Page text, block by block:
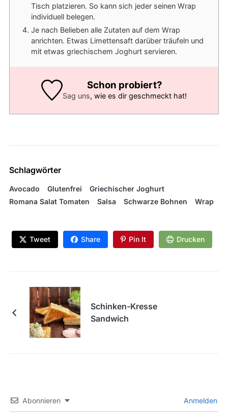
Tisch platzieren. So kann sich jeder seinen Wrap
individuell belegen.
Je nach Belieben alle Zutaten auf dem Wrap
anrichten. Etwas Limettensaft darüber träufeln und
mit etwas griechischem Joghurt servieren.
Schon probiert?
Sag uns, wie es dir geschmeckt hat!
Schlagwörter
Avocado Glutenfrei
Griechischer Joghurt
Romana Salat Tomaten
Salsa Schwarze Bohnen Wrap
Tweet Share Pin It Drucken
Schinken-Kresse
Sandwich
Abonnieren Anmelden